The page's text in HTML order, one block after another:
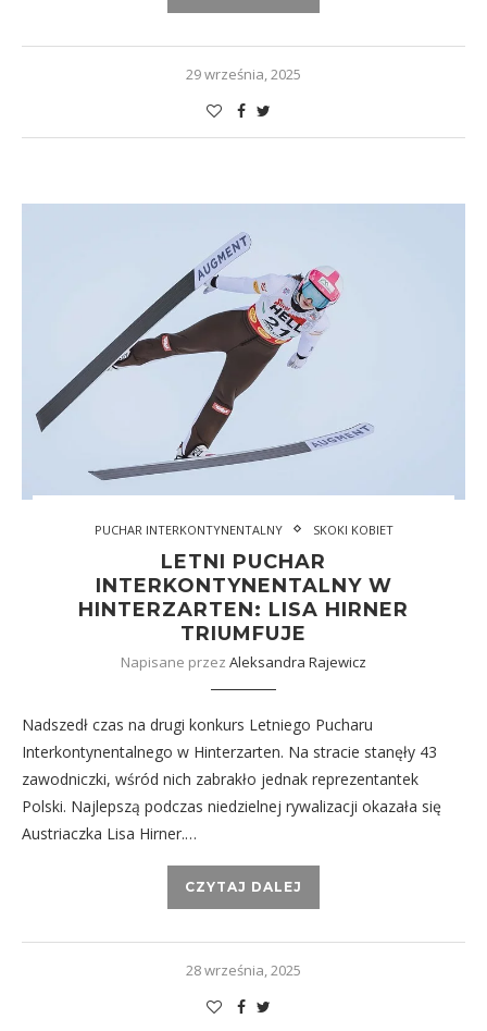
29 września, 2025
PUCHAR INTERKONTYNENTALNY SKOKI KOBIET
LETNI PUCHAR
INTERKONTYNENTALNY W
HINTERZARTEN: LISA HIRNER
TRIUMFUJE
Napisane przez Aleksandra Rajewicz
Nadszedł czas na drugi konkurs Letniego Pucharu
Interkontynentalnego w Hinterzarten. Na stracie stanęły 43
zawodniczki, wśród nich zabrakło jednak reprezentantek
Polski. Najlepszą podczas niedzielnej rywalizacji okazała się
Austriaczka Lisa Hirner.…
CZYTAJ DALEJ
28 września, 2025